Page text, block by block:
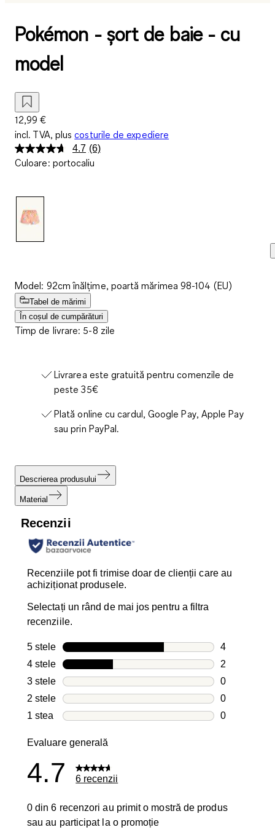
Pokémon - șort de baie - cu
model
12,99 €
incl. TVA, plus costurile de expediere
4.7 Citiți
6
(6)
Culoare: portocaliu
Model: 92cm înălțime, poartă mărimea 98-104 (EU)
Tabel de mărimi
În coșul de cumpărături
Timp de livrare: 5-8 zile
Livrarea este gratuită pentru comenzile de
peste 35€
Plată online cu cardul, Google Pay, Apple Pay
sau prin PayPal.
Descrierea produsului
Material
Recenzii
Recenziile pot fi trimise doar de clienții care au
achiziționat produsele.
Selectați un rând de mai jos pentru a filtra
recenziile.
5 stele stele
4
4 recenzii
4 stele stele
2
2 recenzii
3 stele stele
0
0 recenzii
2 stele stele
0
0 recenzii
1 stea stele
0
Evaluare generală
4.7 6 recenzii
0 din 6 recenzori au primit o mostră de produs
sau au participat la o promoție